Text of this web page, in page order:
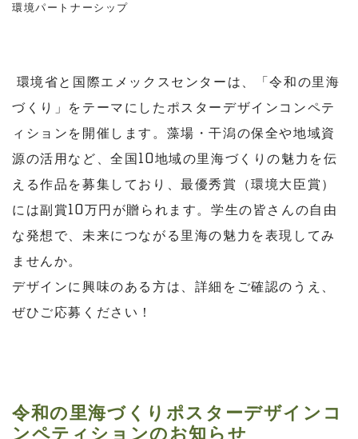
環境パートナーシップ
環境省と国際エメックスセンターは、「令和の里海
づくり」をテーマにしたポスターデザインコンペテ
ィションを開催します。藻場・干潟の保全や地域資
源の活用など、全国10地域の里海づくりの魅力を伝
える作品を募集しており、最優秀賞（環境大臣賞）
には副賞10万円が贈られます。学生の皆さんの自由
な発想で、未来につながる里海の魅力を表現してみ
ませんか。
デザインに興味のある方は、詳細をご確認のうえ、
ぜひご応募ください！
令和の里海づくりポスターデザインコ
ンペティションのお知らせ